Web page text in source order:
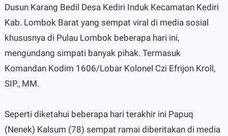
Dusun Karang Bedil Desa Kediri Induk Kecamatan Kediri
Kab. Lombok Barat yang sempat viral di media sosial
khususnya di Pulau Lombok beberapa hari ini,
mengundang simpati banyak pihak. Termasuk
Komandan Kodim 1606/Lobar Kolonel Czi Efrijon Kroll,
SIP., MM.
Seperti diketahui beberapa hari terakhir ini Papuq
(Nenek) Kalsum (78) sempat ramai diberitakan di media